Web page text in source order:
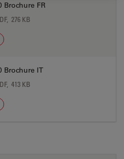
Brochure FR
276 KB
Brochure IT
413 KB